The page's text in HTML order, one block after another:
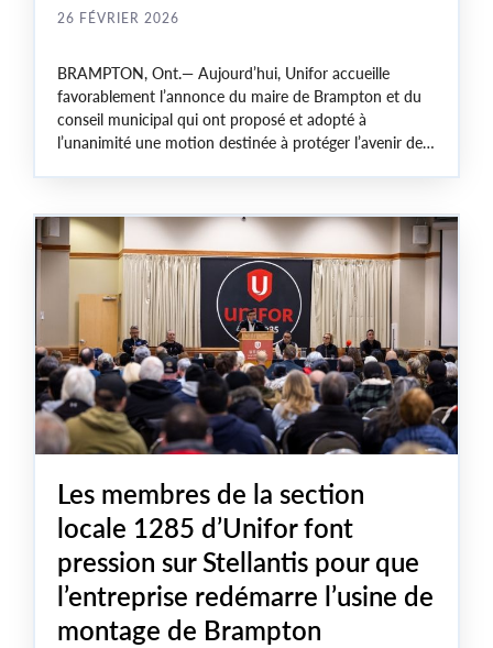
26 FÉVRIER 2026
BRAMPTON, Ont.— Aujourd’hui, Unifor accueille
favorablement l’annonce du maire de Brampton et du
conseil municipal qui ont proposé et adopté à
l’unanimité une motion destinée à protéger l’avenir de
Les membres de la section
locale 1285 d’Unifor font
pression sur Stellantis pour que
l’entreprise redémarre l’usine de
montage de Brampton